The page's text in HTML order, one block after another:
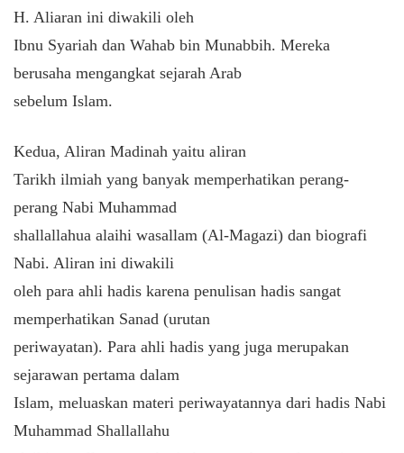
H. Aliaran ini diwakili oleh
Ibnu Syariah dan Wahab bin Munabbih. Mereka
berusaha mengangkat sejarah Arab
sebelum Islam.
Kedua, Aliran Madinah yaitu aliran
Tarikh ilmiah yang banyak memperhatikan perang-
perang Nabi Muhammad
shallallahua alaihi wasallam (Al-Magazi) dan biografi
Nabi. Aliran ini diwakili
oleh para ahli hadis karena penulisan hadis sangat
memperhatikan Sanad (urutan
periwayatan). Para ahli hadis yang juga merupakan
sejarawan pertama dalam
Islam, meluaskan materi periwayatannya dari hadis Nabi
Muhammad Shallallahu